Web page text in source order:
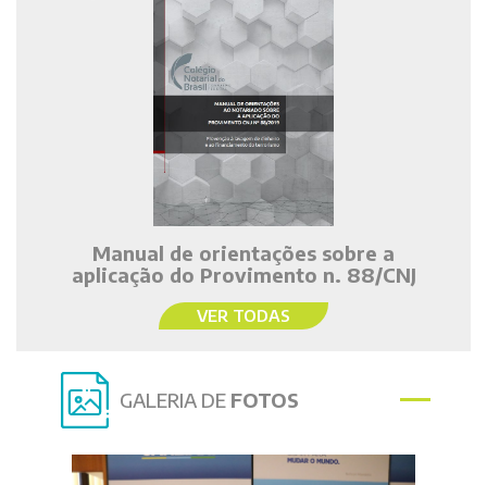
Manual de orientações sobre a
aplicação do Provimento n. 88/CNJ
VER TODAS
GALERIA DE FOTOS